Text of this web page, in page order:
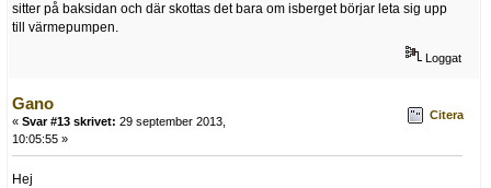
sitter på baksidan och där skottas det bara om isberget börjar leta sig upp
till värmepumpen.
Loggat
Gano
« Svar #13 skrivet: 29 september 2013,
10:05:55 »
Citera
Hej